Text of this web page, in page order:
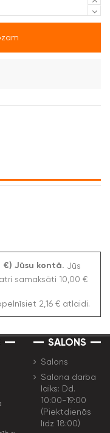
€) Jūsu kontā. Jūs
samaksāti 10,00 €
2,16 € atlaidi.
SALONS
Salons
Salona darba
laiks: Dd.
10:00-19:00
(Piektdienās
līdz 18:00)